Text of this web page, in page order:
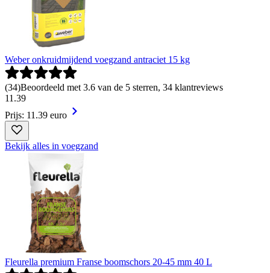
Weber onkruidmijdend voegzand antraciet 15 kg
(34)Beoordeeld met 3.6 van de 5 sterren, 34 klantreviews
11 .39
Prijs: 11.39 euro
Bekijk alles in voegzand
Fleurella premium Franse boomschors 20-45 mm 40 L